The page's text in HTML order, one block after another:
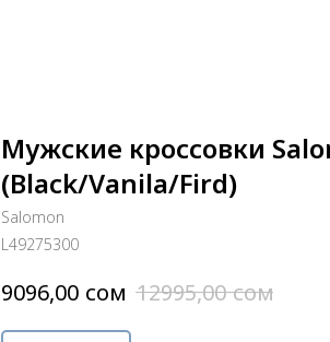
Мужские кроссовки
(Black/Vanila/Fird)
Salomon
L49275300
9096,00 сом 12995,00 сом